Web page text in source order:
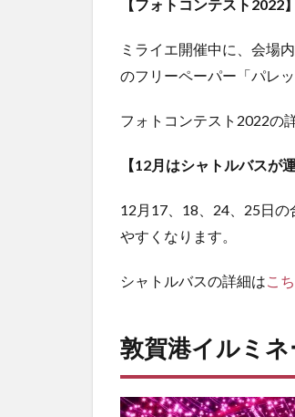
【フォトコンテスト2022】
ミライエ開催中に、会場
のフリーペーパー「パレ
フォトコンテスト2022の
【12月はシャトルバスが運
12月17、18、24、25日
やすくなります。
シャトルバスの詳細はこ
敦賀港イルミ